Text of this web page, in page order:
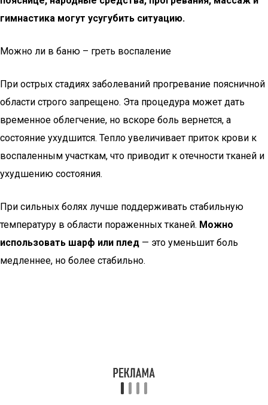
гимнастика могут усугубить ситуацию.
Можно ли в баню – греть воспаление
При острых стадиях заболеваний прогревание поясничной
области строго запрещено. Эта процедура может дать
временное облегчение, но вскоре боль вернется, а
состояние ухудшится. Тепло увеличивает приток крови к
воспаленным участкам, что приводит к отечности тканей и
ухудшению состояния.
При сильных болях лучше поддерживать стабильную
температуру в области пораженных тканей. Можно
использовать шарф или плед — это уменьшит боль
медленнее, но более стабильно.